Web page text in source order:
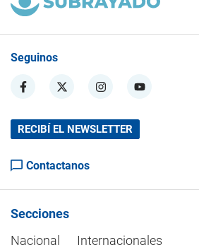
Seguinos
RECIBÍ EL NEWSLETTER
Contactanos
Secciones
Nacional
Internacionales